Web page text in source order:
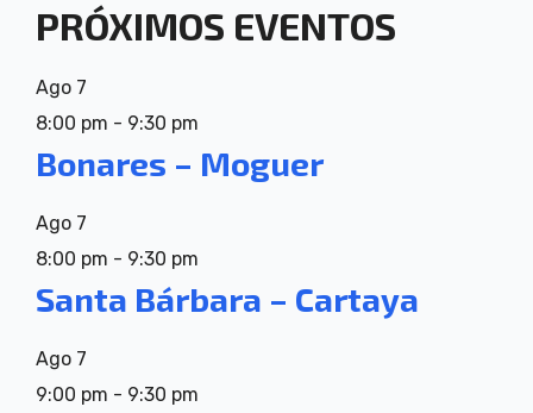
PRÓXIMOS EVENTOS
Ago 7
8:00 pm - 9:30 pm
Bonares – Moguer
Ago 7
8:00 pm - 9:30 pm
Santa Bárbara – Cartaya
Ago 7
9:00 pm - 9:30 pm